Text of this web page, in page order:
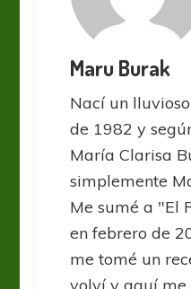
Maru Burak
Nací un
de 1982 y
María Clarisa
simplemente
Me sumé a "El
en febrero de
me tomé un